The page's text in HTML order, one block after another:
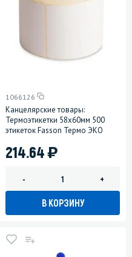
1066126
Канцелярские товары:
Термоэтикетки 58х60мм 500
этикеток Fasson Термо ЭКО
214.64)
- +
В КОРЗИНУ